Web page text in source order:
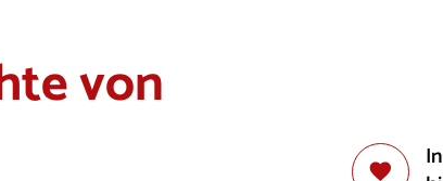
von